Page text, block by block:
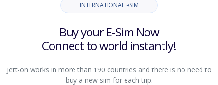
INTERNATIONAL eSIM
Buy your E-Sim Now
Connect to world instantly!
Jett-on works in more than 190 countries and there is no need to
buy a new sim for each trip.